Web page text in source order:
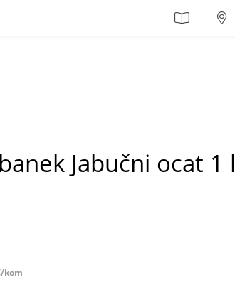
Jabučni ocat 1 l
kom